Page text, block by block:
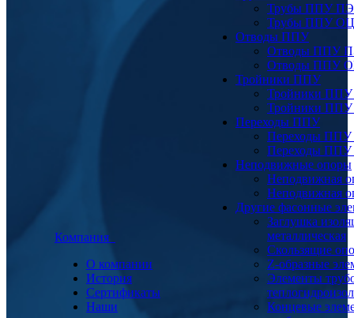
Компания
О компании
История
Сертификаты
Наши
Трубы ППУ ПЭ
Трубы ППУ ОЦ
Отводы ППУ
Отводы ППУ
Отводы ППУ
Тройники ППУ
Тройники
Тройники
Переходы ППУ
Переходы
Переходы
Неподвижные опоры
Неподвижная
Неподвижная
Другие фасонные
Заглушка
металлическая
Скользящие
Z-образные
Элементы
Концевые